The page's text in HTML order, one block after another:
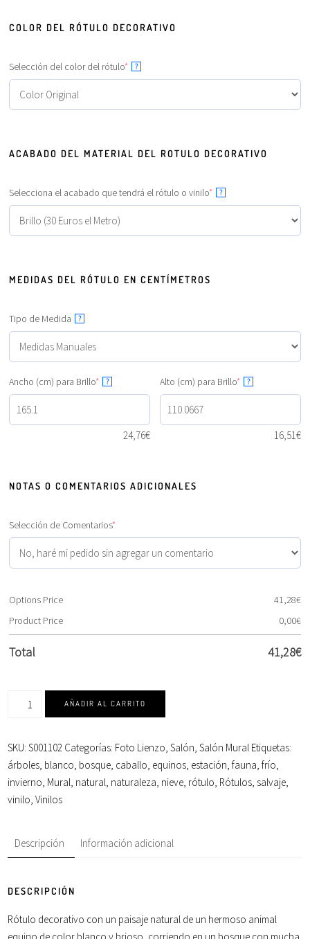
COLOR DEL RÓTULO DECORATIVO
Selección del color del rótulo* ?
ACABADO DEL MATERIAL DEL ROTULO DECORATIVO
Selecciona el acabado que tendrá el rótulo o vinilo* ?
MEDIDAS DEL RÓTULO EN CENTÍMETROS
Tipo de Medida ?
Ancho (cm) para Brillo* ?
24,76€
Alto (cm) para Brillo* ?
16,51€
NOTAS O COMENTARIOS ADICIONALES
Selección de Comentarios*
Options Price 41,28€
Product Price
0,00€
Total 41,28€
AÑADIR AL CARRITO
SKU:S001102 Categorías: Foto Lienzo,Salón,Salón Mural Etiquetas:
árboles, blanco, bosque, caballo, equinos, estación,fauna,frío,
invierno, Mural, natural, naturaleza, nieve, rótulo, Rótulos, salvaje,
vinilo,Vinilos
Descripción Información adicional
DESCRIPCIÓN
Rótulo decorativo con un paisaje natural de un hermoso animal
equino de color blanco y brioso, corriendo en un bosque con mucha